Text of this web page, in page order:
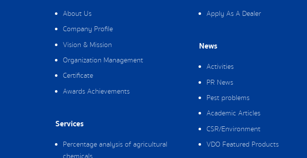
About Us
Company Profile
Vision & Mission
Organization Management
Certificate
Awards Achievements
Services
Percentage analysis of agricultural
Apply As A Dealer
News
Activities
PR News
Pest problems
Academic Articles
CSR/Environment
VDO Featured Products